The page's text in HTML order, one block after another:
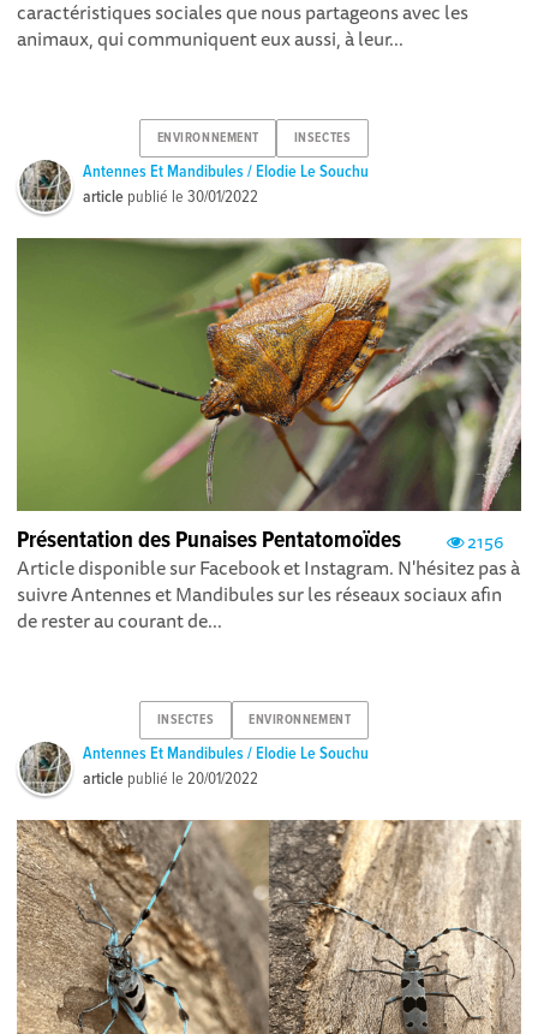
caractéristiques sociales que nous partageons avec les
animaux, qui communiquent eux aussi, à leur...
ENVIRONNEMENT INSECTES
Antennes Et Mandibules / Elodie Le Souchu
article publié le30/01/2022
2156
Présentation des Punaises Pentatomoïdes
Article disponible sur Facebook et Instagram . N'hésitez pas à
suivre Antennes et Mandibules sur les réseaux sociaux afin
de rester au courant de...
INSECTES ENVIRONNEMENT
Antennes Et Mandibules / Elodie Le Souchu
article publié le20/01/2022